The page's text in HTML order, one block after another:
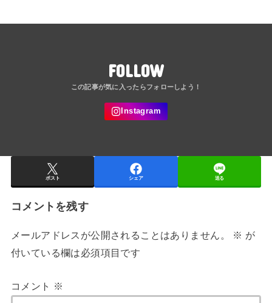
FOLLOW
ポスト シェア 送る
コメントを残す
メールアドレスが公開されることはありません。 ※ が
付いている欄は必須項目です
コメント ※